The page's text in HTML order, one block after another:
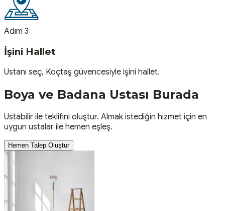
Adım 3
İşini Hallet
Ustanı seç, Koçtaş güvencesiyle işini hallet.
Boya ve Badana Ustası Burada
Ustabilir ile teklifini oluştur. Almak istediğin hizmet için en
uygun ustalar ile hemen eşleş.
Hemen Talep Oluştur